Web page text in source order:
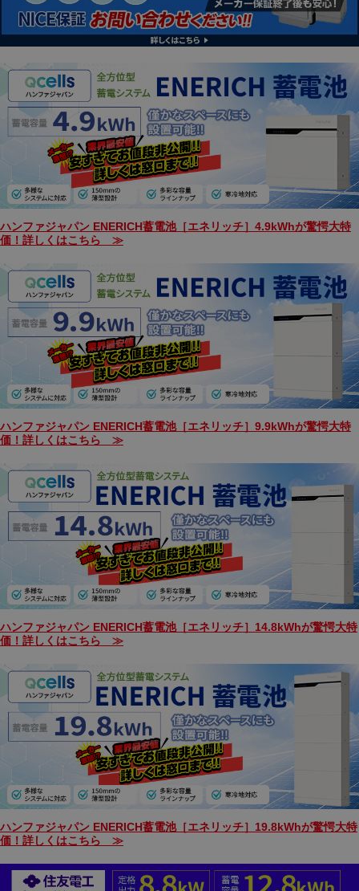
岩手県の電気代は、2020年の総務省統計局の家計調査による
と、年間110,148円で、全国平均を少し上回る数値です。
東北電力でいう「よりそう+シーズン&タイム」のような、夜
間の電気代が安くなるプランと蓄電池を併用すれば、お得な
夜間料金で電気を貯め、日中使用することで電気代の削減を
図れます。
電気代が気になる方は蓄電池の導入を検討してみてはいかが
でしょうか。
非常用バッテリーとして蓄電池は災害時にも強く、太陽光発
電と併用することで地球環境にも優しい電気設備ですので、
自治体としてもその導入を推奨しており、各補助金での支援
も普及の大きな後押しとなっています。
岩手県で蓄電池導入をお考えの方、長州産業「Smart PV
ョンS+]、ニチコン、オムロン、テスラ等各社最新の蓄電池の
事ならエコ突撃隊にお気軽にお問合せください!
ハンファジャパン ENERICH蓄電池［エネリッチ］4.9kWhが驚愕大特
価！詳しくはこちら ≫
ハンファジャパン ENERICH蓄電池［エネリッチ］9.9kWhが驚愕大特
価！詳しくはこちら ≫
ハンファジャパン ENERICH蓄電池［エネリッチ］14.8kWhが驚愕大特
価！詳しくはこちら ≫
ハンファジャパン ENERICH蓄電池［エネリッチ］19.8kWhが驚愕大特
価！詳しくはこちら ≫